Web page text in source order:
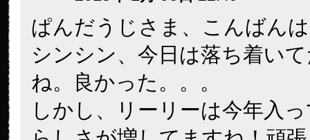
ぱんだうじさま、こんばん
シンシン、今日は落ち着い
ね。良かった。。。
しかし、リーリーは今年入